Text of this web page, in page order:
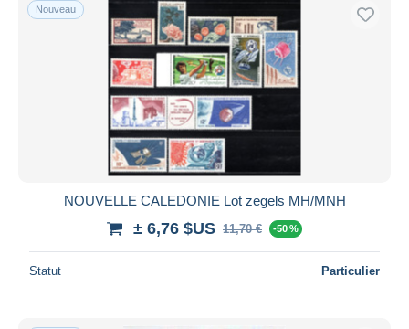
Nouveau
NOUVELLE CALEDONIE Lot zegels MH/MNH
± 6,76 $US 11,70 € -50 %
Statut Particulier